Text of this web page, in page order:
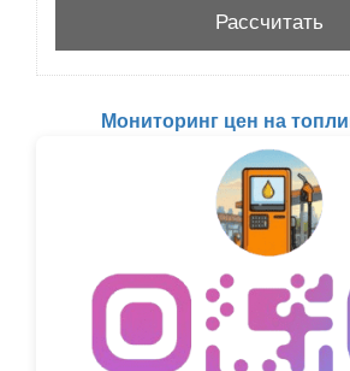
Мониторинг цен на